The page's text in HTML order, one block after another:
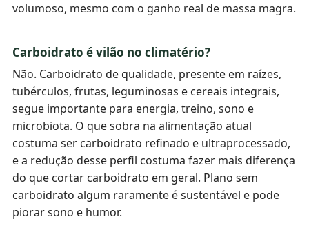
volumoso, mesmo com o ganho real de massa magra.
Carboidrato é vilão no climatério?
Não. Carboidrato de qualidade, presente em raízes,
tubérculos, frutas, leguminosas e cereais integrais,
segue importante para energia, treino, sono e
microbiota. O que sobra na alimentação atual
costuma ser carboidrato refinado e ultraprocessado,
e a redução desse perfil costuma fazer mais diferença
do que cortar carboidrato em geral. Plano sem
carboidrato algum raramente é sustentável e pode
piorar sono e humor.